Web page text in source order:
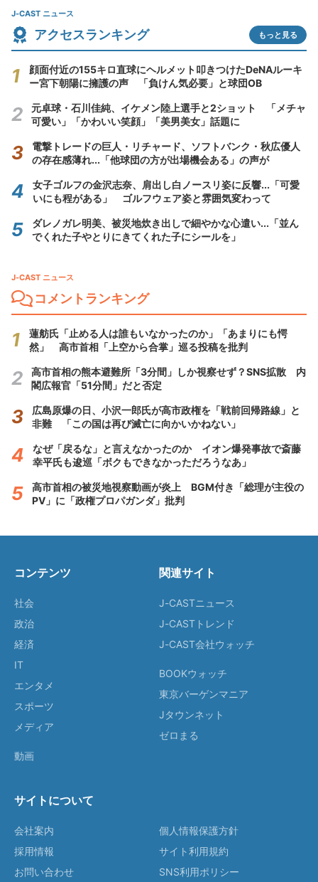
J-CAST ニュース
アクセスランキング もっと見る
顔面付近の155キロ直球にヘルメット叩きつけたDeNAルーキ
ー宮下朝陽に擁護の声 「負けん気必要」と球団OB
元卓球・石川佳純、イケメン陸上選手と2ショット 「メチャ
可愛い」「かわいい笑顔」「美男美女」話題に
電撃トレードの巨人・リチャード、ソフトバンク・秋広優人
の存在感薄れ...「他球団の方が出場機会ある」の声が
女子ゴルフの金沢志奈、肩出し白ノースリ姿に反響...「可愛
いにも程がある」 ゴルフウェア姿と雰囲気変わって
ダレノガレ明美、被災地炊き出しで細やかな心遣い...「並ん
でくれた子やとりにきてくれた子にシールを」
J-CAST ニュース
コメントランキング
蓮舫氏「止める人は誰もいなかったのか」「あまりにも愕
然」 高市首相「上空から合掌」巡る投稿を批判
高市首相の熊本避難所「3分間」しか視察せず？SNS拡散 内
閣広報官「51分間」だと否定
広島原爆の日、小沢一郎氏が高市政権を「戦前回帰路線」と
非難 「この国は再び滅亡に向かいかねない」
なぜ「戻るな」と言えなかったのか イオン爆発事故で斎藤
幸平氏も逡巡「ボクもできなかっただろうなあ」
高市首相の被災地視察動画が炎上 BGM付き「総理が主役の
PV」に「政権プロパガンダ」批判
コンテンツ
社会
政治
経済
IT
エンタメ
スポーツ
メディア
動画
関連サイト
J-CASTニュース
J-CASTトレンド
J-CAST会社ウォッチ
BOOKウォッチ
東京バーゲンマニア
Jタウンネット
ゼロまる
サイトについて
会社案内
採用情報
お問い合わせ
個人情報保護方針
サイト利用規約
SNS利用ポリシー